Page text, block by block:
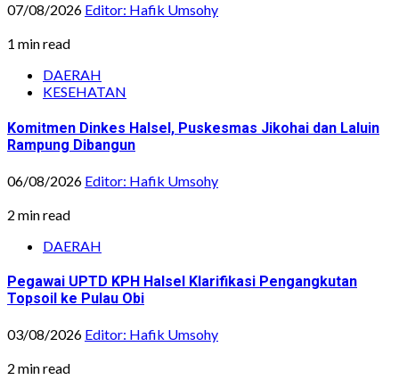
07/08/2026 Editor: Hafik Umsohy
1 min read
DAERAH
KESEHATAN
Komitmen Dinkes Halsel, Puskesmas Jikohai dan Laluin
Rampung Dibangun
06/08/2026 Editor: Hafik Umsohy
2 min read
DAERAH
Pegawai UPTD KPH Halsel Klarifikasi Pengangkutan
Topsoil ke Pulau Obi
03/08/2026 Editor: Hafik Umsohy
2 min read